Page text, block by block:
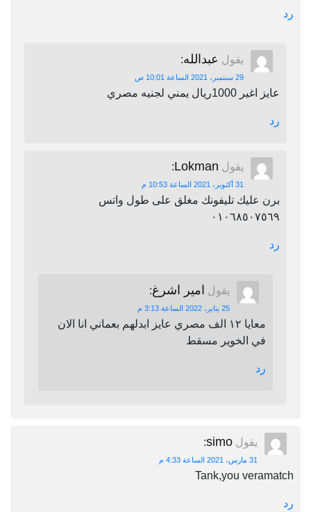
رد
يقول عبدالله:
29 سبتمبر، 2021 الساعة 10:01 ص
عايز اغير 1000ريال يمني لجنيه مصري
رد
يقول Lokman
:
31 أكتوبر، 2021 الساعة 10:53 م
برن عليك تليفونك مغلق على طول واتس
٠١٠٦٨٥٠٧٥٦٩
رد
يقول امير اشرغ:
25 يناير، 2022 الساعة 3:13 م
معايا ١٢ الف مصري عايز ابدلهم بعماني انا الان
في الخوير مسقط
رد
يقول simo
:
31 مارس، 2021 الساعة 4:33 م
Tank,you veramatch
رد